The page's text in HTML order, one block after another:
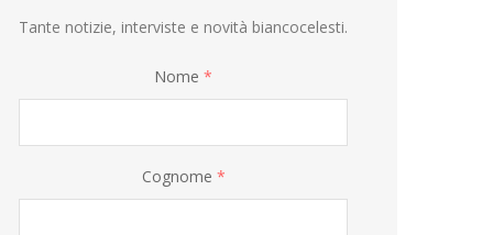
Tante notizie, interviste e novità biancocelesti.
Nome*
Cognome *